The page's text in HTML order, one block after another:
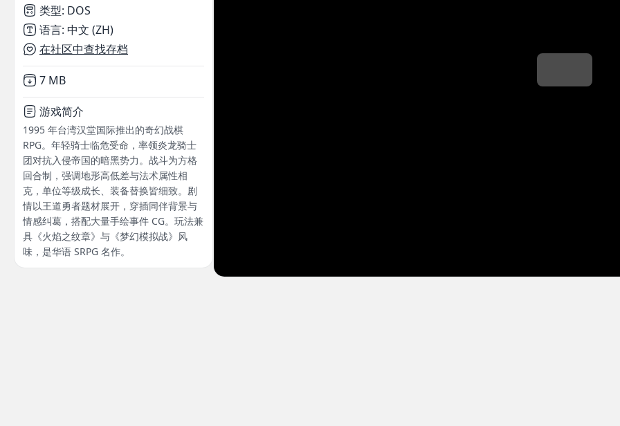
类型: DOS
语言: 中文 (ZH)
在社区中查找存档
Not downloaded
7 MB
游戏简介
1995 年台湾汉堂国际推出的奇幻战棋
RPG。年轻骑士临危受命，率领炎龙骑士
团对抗入侵帝国的暗黑势力。战斗为方格
回合制，强调地形高低差与法术属性相
克，单位等级成长、装备替换皆细致。剧
情以王道勇者题材展开，穿插同伴背景与
情感纠葛，搭配大量手绘事件 CG。玩法兼
具《火焰之纹章》与《梦幻模拟战》风
味，是华语 SRPG 名作。